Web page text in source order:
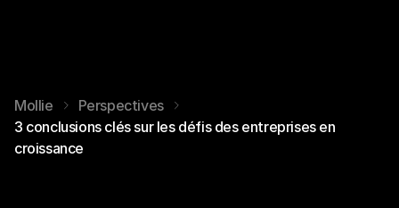
Mollie
Perspectives
3 conclusions clés sur les défis des entreprises en
croissance